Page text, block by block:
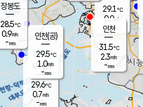
무의도
29.6℃
0.7m/s
-mm
장봉도
28.5℃
0.9m/s
-mm
29.1℃
0.0m/s
-mm
인천(공)
29.5℃
1.0m/s
-mm
인천
31.5℃
2.3m/s
-mm